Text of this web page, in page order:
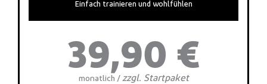
Einfach trainieren und wohlfühlen
39,90 €
monatlich / zzgl. Startpaket